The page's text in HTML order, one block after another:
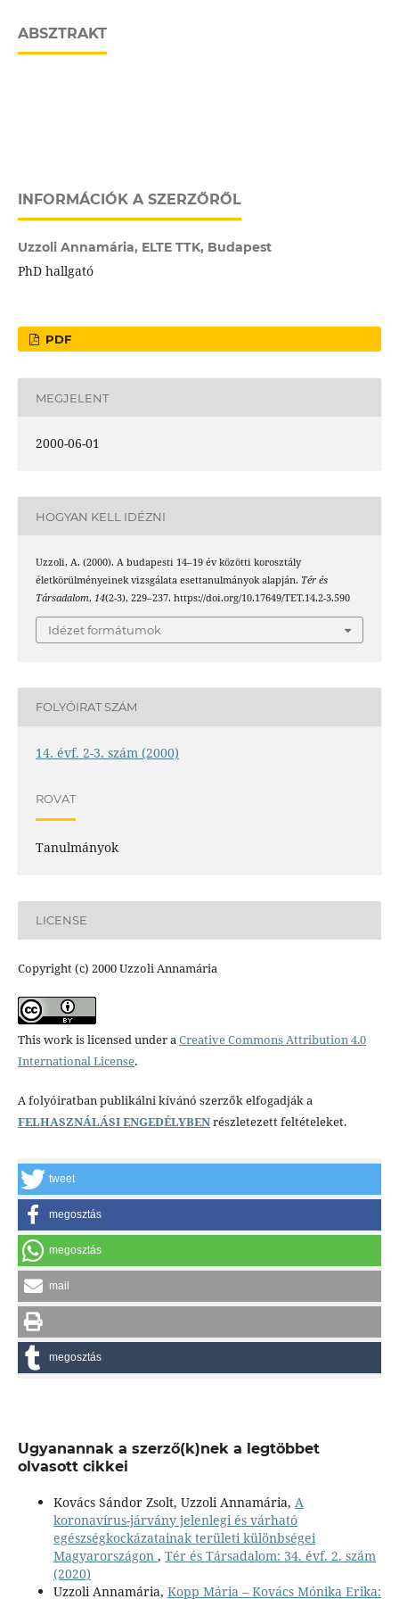
ABSZTRAKT
INFORMÁCIÓK A SZERZŐRŐL
Uzzoli Annamária, ELTE TTK, Budapest
PhD hallgató
PDF
MEGJELENT
2000-06-01
HOGYAN KELL IDÉZNI
Uzzoli, A. (2000). A budapesti 14–19 év közötti korosztály
életkörülményeinek vizsgálata esettanulmányok alapján. Tér és
Társadalom, 14(2-3), 229–237. https://doi.org/10.17649/TET.14.2-3.590
Idézet formátumok
FOLYÓIRAT SZÁM
14. évf. 2-3. szám (2000)
ROVAT
Tanulmányok
LICENSE
Copyright (c) 2000 Uzzoli Annamária
This work is licensed under aCreative Commons Attribution 4.0
International License.
A folyóiratban publikálni kívánó szerzők elfogadják a
FELHASZNÁLÁSI ENGEDÉLYBENrészletezett feltételeket.
tweet
megosztás
megosztás
mail
megosztás
Ugyanannak a szerző(k)nek a legtöbbet
olvasott cikkei
Kovács Sándor Zsolt, Uzzoli Annamária, A
koronavírus-járvány jelenlegi és várható
egészségkockázatainak területi különbségei
Magyarországon , Tér és Társadalom: 34. évf. 2. szám
(2020)
Uzzoli Annamária, Kopp Mária – Kovács Mónika Erika: